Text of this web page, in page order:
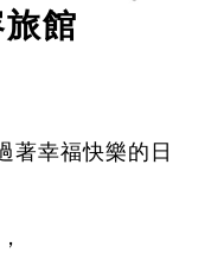
館
著幸福快樂的日